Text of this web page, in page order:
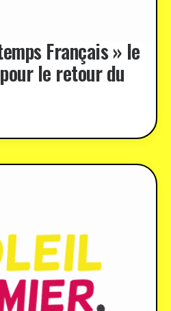
Français » le
le retour du